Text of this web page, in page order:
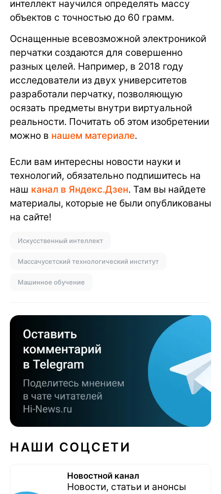
интеллект научился определять массу
объектов с точностью до 60 грамм.
Оснащенные всевозможной электроникой
перчатки создаются для совершенно
разных целей. Например, в 2018 году
исследователи из двух университетов
разработали перчатку, позволяющую
осязать предметы внутри виртуальной
реальности. Почитать об этом изобретении
можно в нашем материале.
Если вам интересны новости науки и
технологий, обязательно подпишитесь на
наш канал в Яндекс.Дзен. Там вы найдете
материалы, которые не были опубликованы
на сайте!
Искусственный интеллект
Массачусетский технологический институт
Машинное обучение
НАШИ СОЦСЕТИ
Новостной канал
Новости, статьи и анонсы